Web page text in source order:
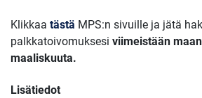
Klikkaa tästä MPS:n sivuille ja jätä
palkkatoivomuksesi viimeistään
maaliskuuta.
Lisätiedot